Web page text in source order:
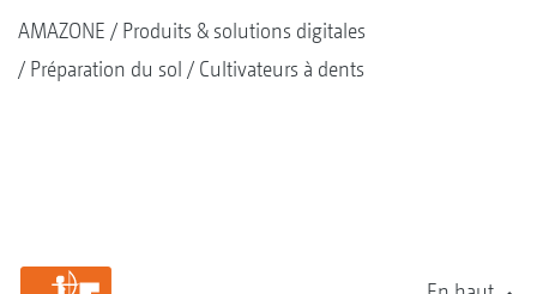
AMAZONE
Produits & solutions digitales
Préparation du sol
Cultivateurs à dents